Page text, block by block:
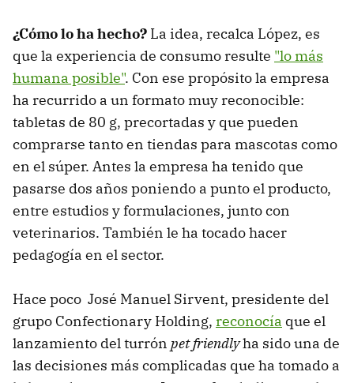
¿Cómo lo ha hecho? La idea, recalca López, es
que la experiencia de consumo resulte "lo más
humana posible". Con ese propósito la empresa
ha recurrido a un formato muy reconocible:
tabletas de 80 g, precortadas y que pueden
comprarse tanto en tiendas para mascotas como
en el súper. Antes la empresa ha tenido que
pasarse dos años poniendo a punto el producto,
entre estudios y formulaciones, junto con
veterinarios. También le ha tocado hacer
pedagogía en el sector.
Hace poco José Manuel Sirvent, presidente del
grupo Confectionary Holding, reconocía que el
lanzamiento del turrón pet friendlyha sido una de
las decisiones más complicadas que ha tomado a